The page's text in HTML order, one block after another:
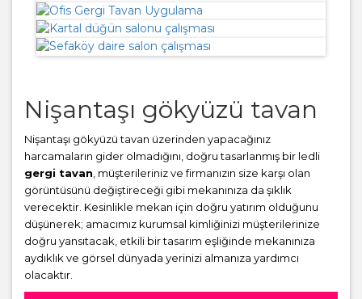
Nişantaşı gökyüzü tavan
Nişantaşı gökyüzü tavan üzerinden yapacağınız
harcamaların gider olmadığını, doğru tasarlanmış bir ledli
gergi tavan , müşterileriniz ve firmanızın size karşı olan
görüntüsünü değiştireceği gibi mekanınıza da şıklık
verecektir. Kesinlikle mekan için doğru yatırım olduğunu
düşünerek; amacımız kurumsal kimliğinizi müşterilerinize
doğru yansıtacak, etkili bir tasarım eşliğinde mekanınıza
aydıklık ve görsel dünyada yerinizi almanıza yardımcı
olacaktır.